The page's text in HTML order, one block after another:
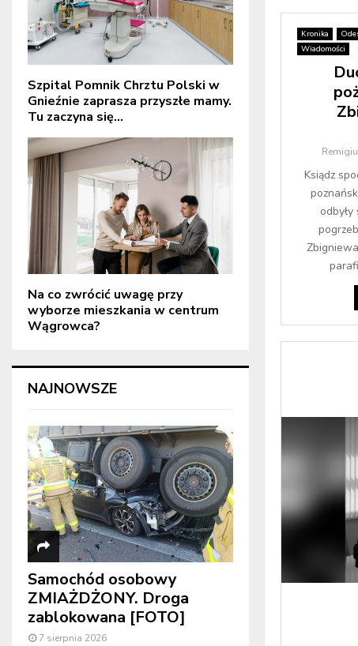
Kronika
Wiadomości
Ksiądz
Szpital Pomnik Chrztu Polski w
Gnieźnie zaprasza przyszłe mamy.
Tu zaczyna się...
Na co zwrócić uwagę przy
wyborze mieszkania w centrum
Wągrowca?
NAJNOWSZE
Samochód osobowy
ZMIAŻDŻONY. Droga
zablokowana [FOTO]
7 sierpnia 2026